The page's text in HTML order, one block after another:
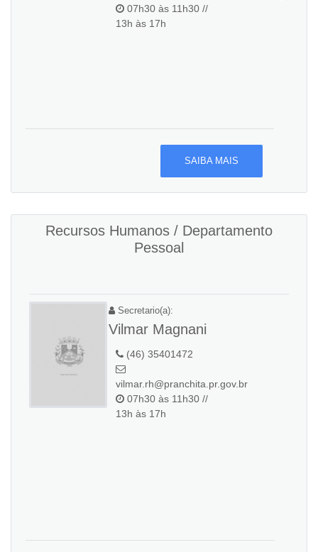
07h30 às 11h30 //
13h às 17h
SAIBA MAIS
Recursos Humanos / Departamento
Pessoal
Secretario(a):
Vilmar Magnani
(46) 35401472
vilmar.rh@pranchita.pr.gov.br
07h30 às 11h30 //
13h às 17h